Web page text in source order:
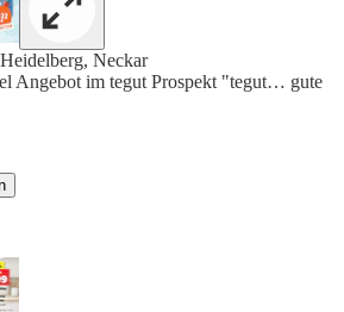
Neckar
Angebot im tegut Prospekt "tegut… gute